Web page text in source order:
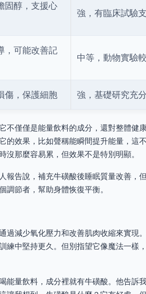
固醇，支援心
強，有臨床試驗
，可能改善記
中等，動物實驗
傷，保護細胞 強，基礎研究充分
不僅僅是能量飲料的成分，還對整體健
的效果，比如聲稱能瞬間提升能量，這不
那麼容易累，但效果不是特別明顯。
報告說，補充牛磺酸後睡眠質量改善，
調節者，幫助身體恢復平衡。
過減少氧化壓力和改善肌肉收縮來實現
練中堅持更久。但別指望它像魔法一樣
能量飲料，成分裡就有牛磺酸。他告訴